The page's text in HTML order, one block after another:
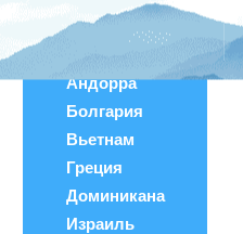
Все страны
Андорра
Болгария
Вьетнам
Греция
Доминикана
Израиль